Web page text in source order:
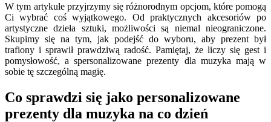
W tym artykule przyjrzymy się różnorodnym opcjom, które pomogą
Ci wybrać coś wyjątkowego. Od praktycznych akcesoriów po
artystyczne dzieła sztuki, możliwości są niemal nieograniczone.
Skupimy się na tym, jak podejść do wyboru, aby prezent był
trafiony i sprawił prawdziwą radość. Pamiętaj, że liczy się gest i
pomysłowość, a spersonalizowane prezenty dla muzyka mają w
sobie tę szczególną magię.
Co sprawdzi się jako personalizowane
prezenty dla muzyka na co dzień